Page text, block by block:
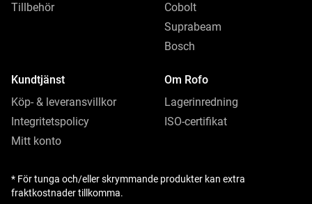
Tillbehör
Cobolt
Suprabeam
Bosch
Kundtjänst
Köp- & leveransvillkor
Integritetspolicy
Mitt konto
Om Rofo
Lagerinredning
ISO-certifikat
* För tunga och/eller skrymmande produkter kan extra
fraktkostnader tillkomma.